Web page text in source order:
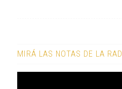
MIRÁ LAS NOTAS DE LA